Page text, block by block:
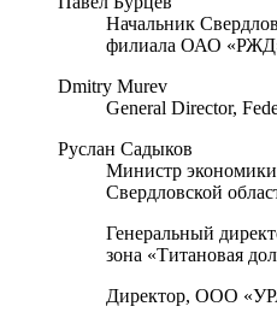
Начальник
филиала ОАО
Dmitry Murev
General Director,
Руслан Садыков
Министр экономики
Свердловской
Генеральный
зона «Титановая
Директор, ООО